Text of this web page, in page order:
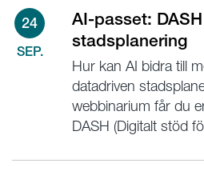
24
SEP.
AI-passet:
stadsplanering
Hur kan AI bidra till
datadriven
webbinarium får du
DASH (Digitalt stöd